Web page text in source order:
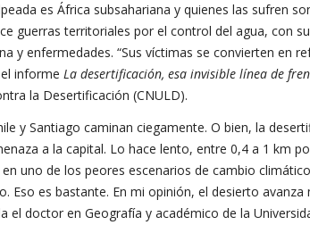
es África subsahariana y quienes las sufren
guerras territoriales por el control del agua, con
y enfermedades. “Sus víctimas se convierten en
informe La desertificación, esa invisible línea de
la Desertificación (CNULD).
y Santiago caminan ciegamente. O bien, la
a la capital. Lo hace lento, entre 0,4 a 1 km
uno de los peores escenarios de cambio
Eso es bastante. En mi opinión, el desierto avanza
el doctor en Geografía y académico de la